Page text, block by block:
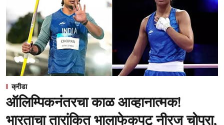
क्रीडा
ऑलिम्पिकनंतरचा काळ आव्हानात्मक!
भारताचा तारांकित भालाफेकपटू नीरज चोप्रा,